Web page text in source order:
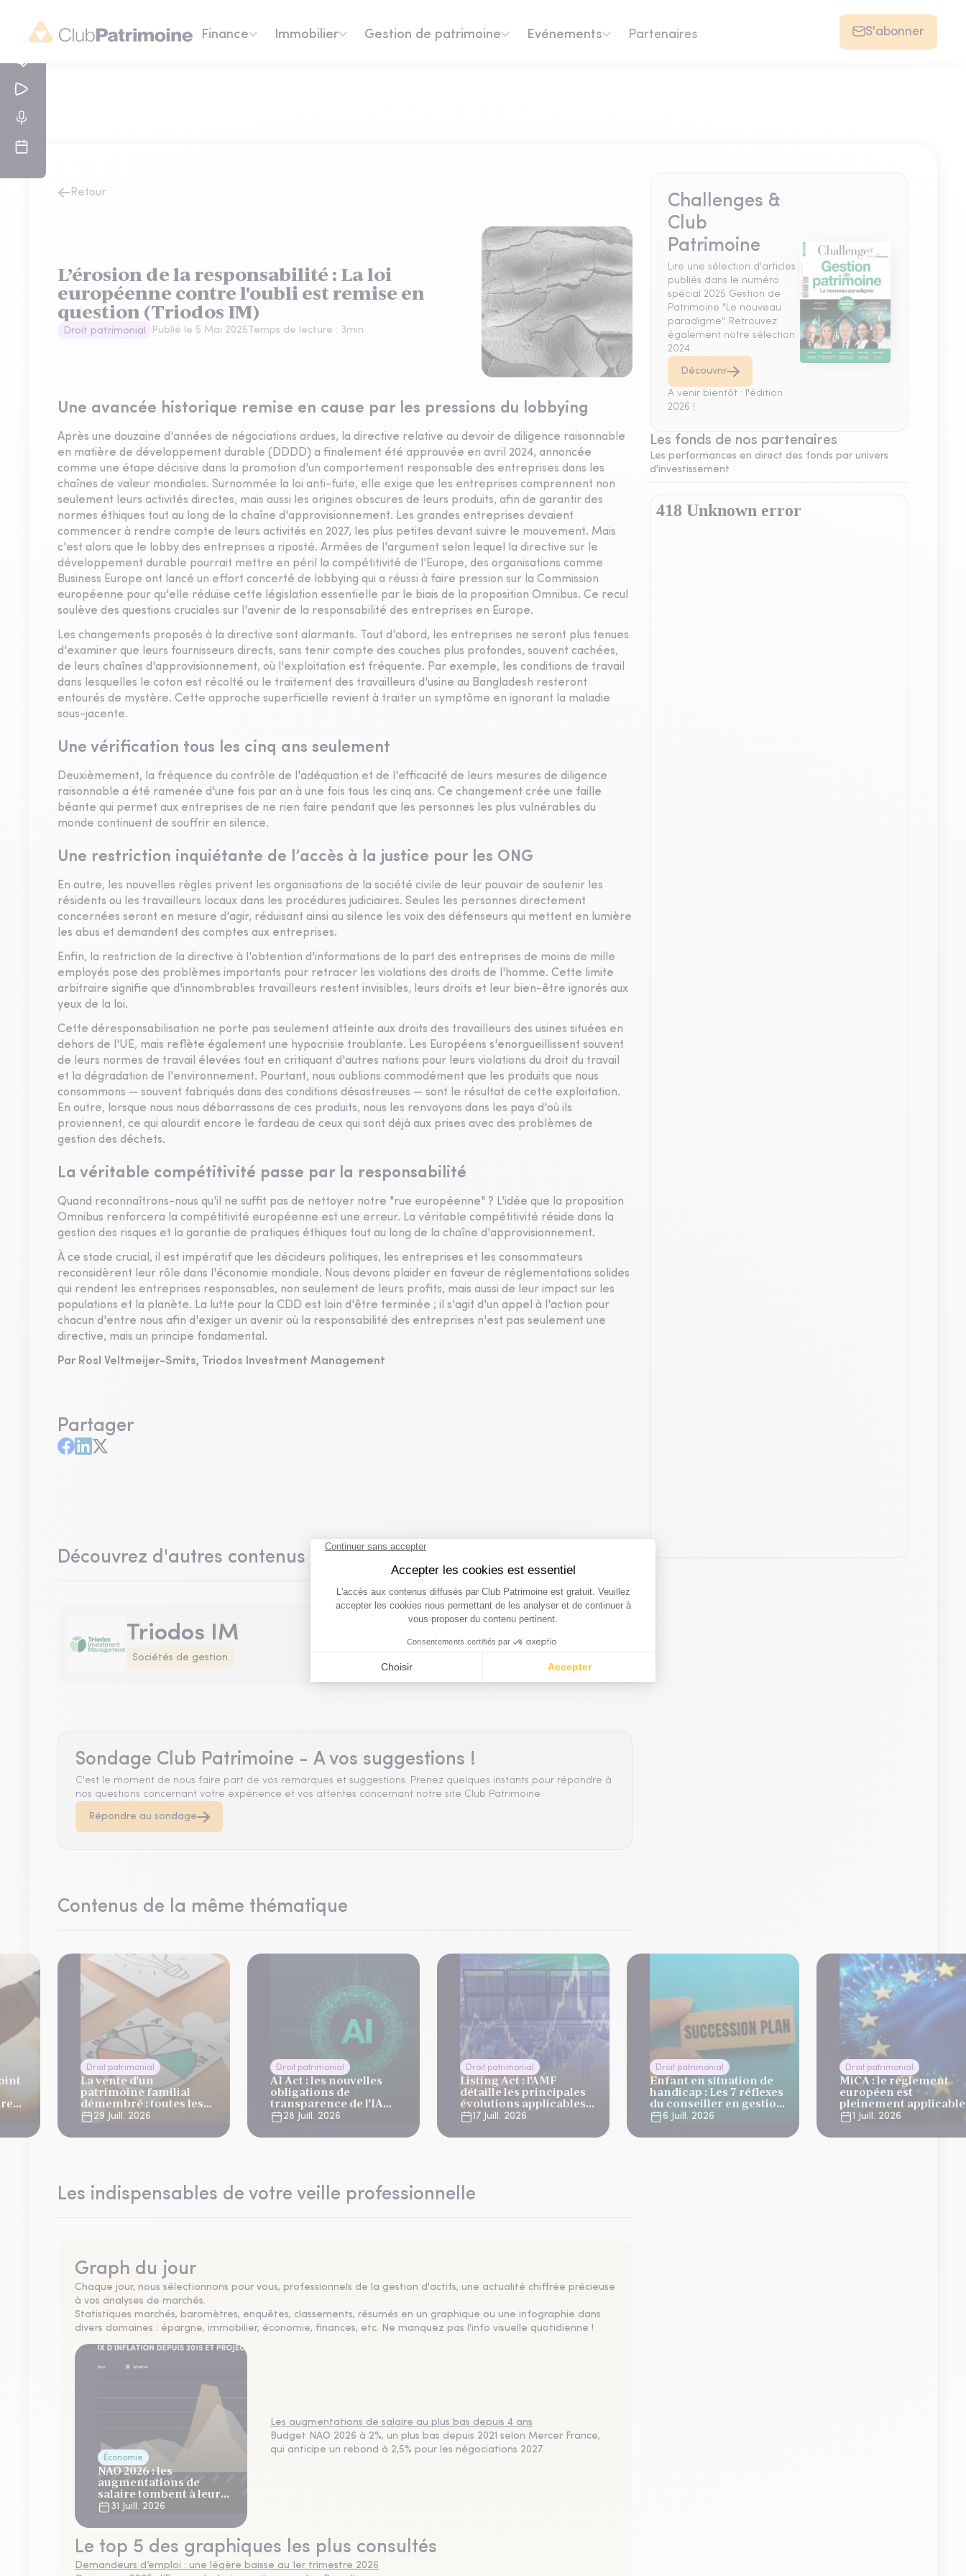
Finance Immobilier Gestion de patrimoine Evénements Partenaires S'abonner
Retour
L’érosion de la responsabilité : La loi
européenne contre l'oubli est remise en
question (Triodos IM)
Droit patrimonial Publié le 5 Mai 2025Temps de lecture : 3min
Une avancée historique remise en cause par les pressions du lobbying
Après une douzaine d'années de négociations ardues, la directive relative au devoir de diligence raisonnable
en matière de développement durable (DDDD) a finalement été approuvée en avril 2024, annoncée
comme une étape décisive dans la promotion d'un comportement responsable des entreprises dans les
chaînes de valeur mondiales. Surnommée la loi anti-fuite, elle exige que les entreprises comprennent non
seulement leurs activités directes, mais aussi les origines obscures de leurs produits, afin de garantir des
normes éthiques tout au long de la chaîne d'approvisionnement. Les grandes entreprises devaient
commencer à rendre compte de leurs activités en 2027, les plus petites devant suivre le mouvement. Mais
c'est alors que le lobby des entreprises a riposté. Armées de l'argument selon lequel la directive sur le
développement durable pourrait mettre en péril la compétitivité de l'Europe, des organisations comme
Business Europe ont lancé un effort concerté de lobbying qui a réussi à faire pression sur la Commission
européenne pour qu'elle réduise cette législation essentielle par le biais de la proposition Omnibus. Ce recul
soulève des questions cruciales sur l'avenir de la responsabilité des entreprises en Europe.
Les changements proposés à la directive sont alarmants. Tout d'abord, les entreprises ne seront plus tenues
d'examiner que leurs fournisseurs directs, sans tenir compte des couches plus profondes, souvent cachées,
de leurs chaînes d'approvisionnement, où l'exploitation est fréquente. Par exemple, les conditions de travail
dans lesquelles le coton est récolté ou le traitement des travailleurs d'usine au Bangladesh resteront
entourés de mystère. Cette approche superficielle revient à traiter un symptôme en ignorant la maladie
sous-jacente.
Une vérification tous les cinq ans seulement
Deuxièmement, la fréquence du contrôle de l'adéquation et de l'efficacité de leurs mesures de diligence
raisonnable a été ramenée d'une fois par an à une fois tous les cinq ans. Ce changement crée une faille
béante qui permet aux entreprises de ne rien faire pendant que les personnes les plus vulnérables du
monde continuent de souffrir en silence.
Une restriction inquiétante de l’accès à la justice pour les ONG
En outre, les nouvelles règles privent les organisations de la société civile de leur pouvoir de soutenir les
résidents ou les travailleurs locaux dans les procédures judiciaires. Seules les personnes directement
concernées seront en mesure d'agir, réduisant ainsi au silence les voix des défenseurs qui mettent en lumière
les abus et demandent des comptes aux entreprises.
Enfin, la restriction de la directive à l'obtention d'informations de la part des entreprises de moins de mille
employés pose des problèmes importants pour retracer les violations des droits de l'homme. Cette limite
arbitraire signifie que d'innombrables travailleurs restent invisibles, leurs droits et leur bien-être ignorés aux
yeux de la loi.
Cette déresponsabilisation ne porte pas seulement atteinte aux droits des travailleurs des usines situées en
dehors de l'UE, mais reflète également une hypocrisie troublante. Les Européens s'enorgueillissent souvent
de leurs normes de travail élevées tout en critiquant d'autres nations pour leurs violations du droit du travail
et la dégradation de l'environnement. Pourtant, nous oublions commodément que les produits que nous
consommons — souvent fabriqués dans des conditions désastreuses — sont le résultat de cette exploitation.
En outre, lorsque nous nous débarrassons de ces produits, nous les renvoyons dans les pays d'où ils
proviennent, ce qui alourdit encore le fardeau de ceux qui sont déjà aux prises avec des problèmes de
gestion des déchets.
La véritable compétitivité passe par la responsabilité
Quand reconnaîtrons-nous qu'il ne suffit pas de nettoyer notre "rue européenne" ? L'idée que la proposition
Omnibus renforcera la compétitivité européenne est une erreur. La véritable compétitivité réside dans la
gestion des risques et la garantie de pratiques éthiques tout au long de la chaîne d'approvisionnement.
À ce stade crucial, il est impératif que les décideurs politiques, les entreprises et les consommateurs
reconsidèrent leur rôle dans l'économie mondiale. Nous devons plaider en faveur de réglementations solides
qui rendent les entreprises responsables, non seulement de leurs profits, mais aussi de leur impact sur les
populations et la planète. La lutte pour la CDD est loin d'être terminée ; il s'agit d'un appel à l'action pour
chacun d'entre nous afin d'exiger un avenir où la responsabilité des entreprises n'est pas seulement une
directive, mais un principe fondamental.
Par Rosl Veltmeijer-Smits, Triodos Investment Management
Partager
Découvrez d'autres contenus du même partenaire
Triodos IM
Sociétés de gestion
Sondage Club Patrimoine - A vos suggestions !
C'est le moment de nous faire part de vos remarques et suggestions. Prenez quelques instants pour répondre à
nos questions concernant votre expérience et vos attentes concernant notre site Club Patrimoine.
Répondre au sondage
Contenus de la même thématique
Droit patrimonial
La vente d'un
patrimoine familial
démembré : toutes les
problématiques civiles,
fiscales et
successorales
29 Juill. 2026
Droit patrimonial
AI Act : les nouvelles
obligations de
transparence de l'IA
entrent en vigueur le 2
août 2026
28 Juill. 2026
Droit patrimonial
Listing Act : l'AMF
détaille les principales
évolutions applicables
aux marchés de
capitaux
17 Juill. 2026
Droit patrimonial
Enfant en situation de
handicap : Les 7 réflexes
du conseiller en gestion
de patrimoine
6 Juill. 2026
Droit patrimonial
MiCA : le règlement
européen est
pleinement
quels points de
vigilance pour les CGP
1 Juill. 2026
Les indispensables de votre veille professionnelle
Graph du jour
Chaque jour, nous sélectionnons pour vous, professionnels de la gestion d'actifs, une actualité chiffrée précieuse
à vos analyses de marchés.
Statistiques marchés, baromètres, enquêtes, classements, résumés en un graphique ou une infographie dans
divers domaines : épargne, immobilier, économie, finances, etc. Ne manquez pas l'info visuelle quotidienne !
Économie
NAO 2026 : les
augmentations de
salaire tombent à leur
plus bas niveau depuis 4
ans
31 Juill. 2026
Les augmentations de salaire au plus bas depuis 4 ans
Budget NAO 2026 à 2%, un plus bas depuis 2021 selon Mercer France,
qui anticipe un rebond à 2,5% pour les négociations 2027.
Le top 5 des graphiques les plus consultés
Demandeurs d’emploi : une légère baisse au 1er trimestre 2026
Challenges &
Club
Patrimoine
Lire une sélection d'articles
publiés dans le numéro
spécial 2025 Gestion de
Patrimoine "Le nouveau
paradigme". Retrouvez
également notre sélection
2024.
Découvrir
A venir bientôt : l'édition
2026 !
Les fonds de nos partenaires
Les performances en direct des fonds par univers
d'investissement